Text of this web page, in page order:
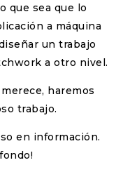
que sea que lo
a máquina
un trabajo
a otro nivel.
haremos
trabajo.
en información.